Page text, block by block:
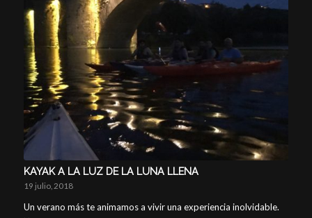
KAYAK A LA LUZ DE LA LUNA LLENA
19 julio, 2018
Un verano más te animamos a vivir una experiencia inolvidable.